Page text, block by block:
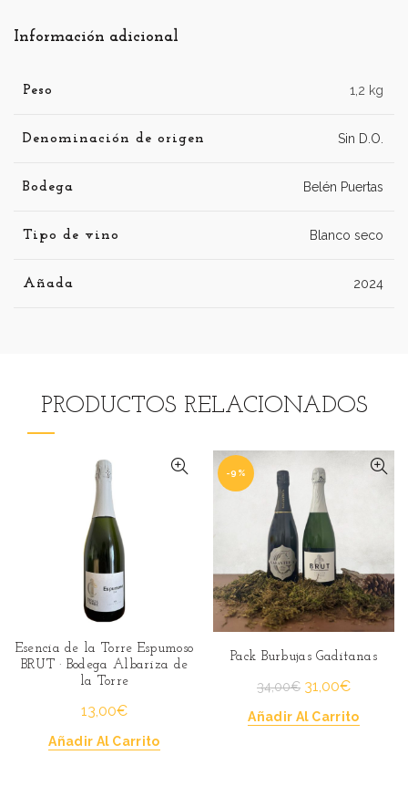
Información adicional
Peso 1,2 kg
Denominación de origen Sin D.O.
Bodega Belén Puertas
Tipo de vino Blanco seco
Añada 2024
PRODUCTOS RELACIONADOS
Esencia de la Torre Espumoso
BRUT · Bodega Albariza de
la Torre
13,00€
Añadir Al Carrito
-9%
Pack Burbujas Gaditanas
34,00€ El
precio
original
31,00€El
actual
Añadir Al Carrito